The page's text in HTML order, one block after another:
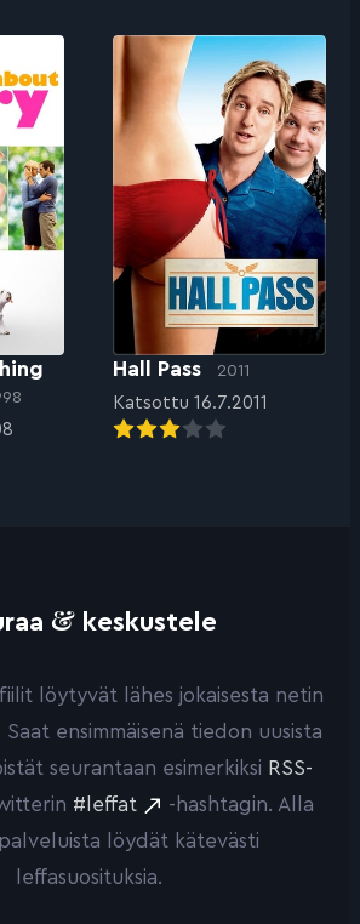
Hall Pass 2011
Katsottu 16.7.2011
& keskustele
löytyvät lähes jokaisesta netin
ensimmäisenä tiedon uusista
seurantaan esimerkiksi RSS-
#leffat
-hashtagin. Alla
löydät kätevästi
leffasuosituksia.